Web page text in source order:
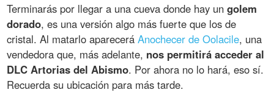
Terminarás por llegar a una cueva donde hay ungolem
dorado, es una versión algo más fuerte que los de
cristal. Al matarlo apareceráAnochecer de Oolacile, una
vendedora que, más adelante, nos permitirá acceder al
DLC Artorias del Abismo. Por ahora no lo hará, eso sí.
Recuerda su ubicación para más tarde.